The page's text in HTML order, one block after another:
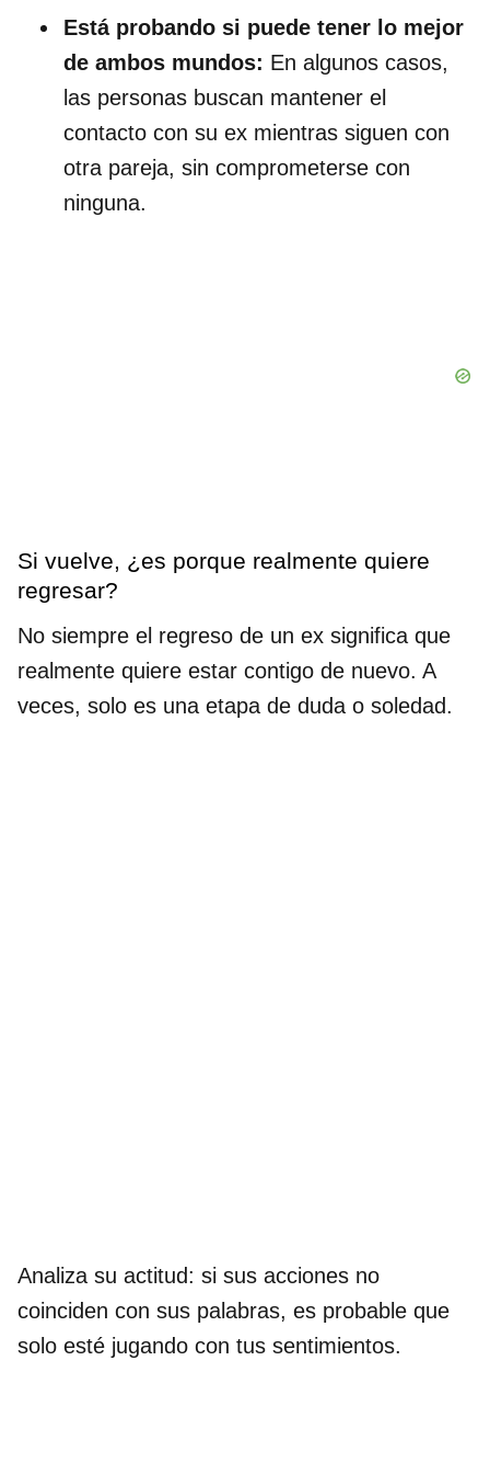
Está probando si puede tener lo mejor
de ambos mundos: En algunos casos,
las personas buscan mantener el
contacto con su ex mientras siguen con
otra pareja, sin comprometerse con
ninguna.
Si vuelve, ¿es porque realmente quiere
regresar?
No siempre el regreso de un ex significa que
realmente quiere estar contigo de nuevo. A
veces, solo es una etapa de duda o soledad.
Analiza su actitud: si sus acciones no
coinciden con sus palabras, es probable que
solo esté jugando con tus sentimientos.